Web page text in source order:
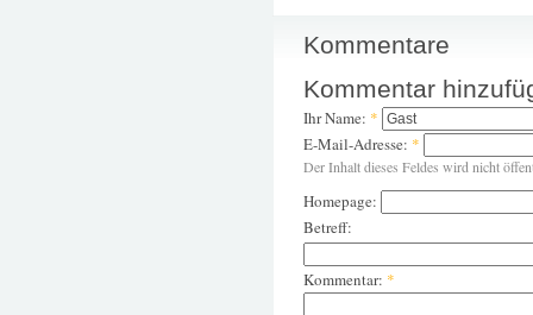
Kommentare
Kommentar
Ihr Name: *
E-Mail-Adresse: *
Der Inhalt dieses Feldes wird nicht
Homepage:
Betreff:
Kommentar: *